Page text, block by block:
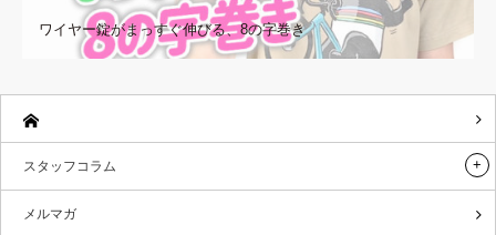
ワイヤー錠がまっすぐ伸びる、8の字巻き
スタッフコラム
メルマガ